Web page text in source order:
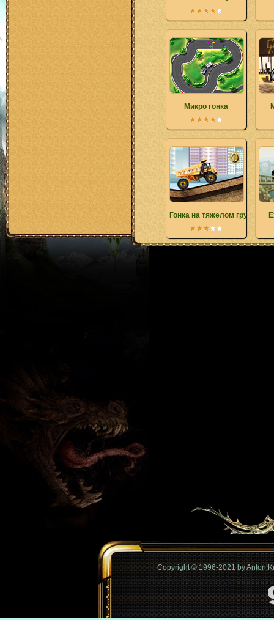
Микро гонка
Гонка на тяжелом грузовике
Copyright © 1996-2021 by Anton